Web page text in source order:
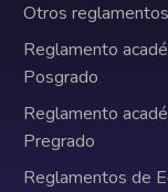
Otros reglamentos
Reglamento
Posgrado
Reglamento
Pregrado
Reglamentos de